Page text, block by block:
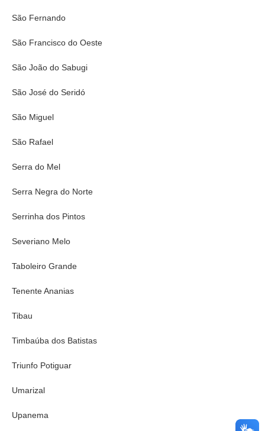
São Fernando
São Francisco do Oeste
São João do Sabugi
São José do Seridó
São Miguel
São Rafael
Serra do Mel
Serra Negra do Norte
Serrinha dos Pintos
Severiano Melo
Taboleiro Grande
Tenente Ananias
Tibau
Timbaúba dos Batistas
Triunfo Potiguar
Umarizal
Upanema